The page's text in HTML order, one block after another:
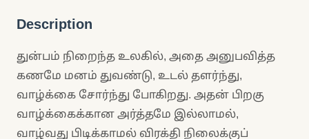
Description
துன்பம் நிறைந்த உலகில், அதை அனுபவித்த
கணமே மனம் துவண்டு, உடல் தளர்ந்து,
வாழ்க்கை சோர்ந்து போகிறது. அதன் பிறகு
வாழ்க்கைக்கான அர்த்தமே இல்லாமல்,
வாழ்வது பிடிக்காமல் விரக்தி நிலைக்குப்